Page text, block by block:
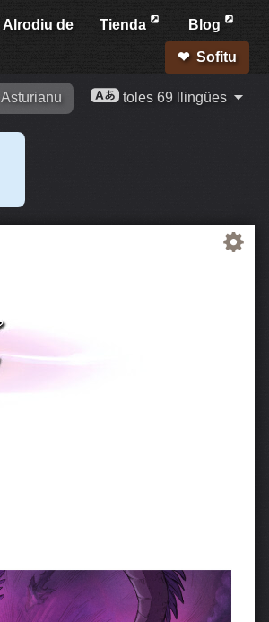
Alrodiu de Tienda Blog
Sofitu
Asturianu toles 69 llingües